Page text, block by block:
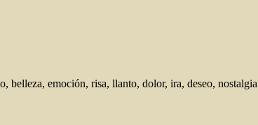
emoción, risa, llanto, dolor, ira, deseo,